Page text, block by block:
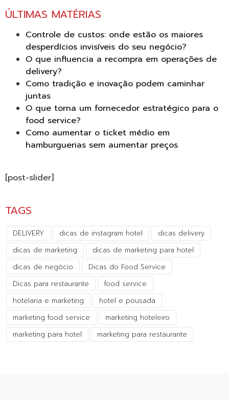
ÚLTIMAS MATÉRIAS
Controle de custos: onde estão os maiores
desperdícios invisíveis do seu negócio?
O que influencia a recompra em operações de
delivery?
Como tradição e inovação podem caminhar
juntas
O que torna um fornecedor estratégico para o
food service?
Como aumentar o ticket médio em
hamburguerias sem aumentar preços
[post-slider]
TAGS
DELIVERY dicas de instagram hotel
dicas delivery
dicas de marketing
dicas de marketing para hotel
dicas de negócio
Dicas do Food Service
Dicas para restaurante
food service
hotelaria e marketing
hotel e pousada
marketing food service
marketing hoteleiro
marketing para hotel
marketing para restaurante